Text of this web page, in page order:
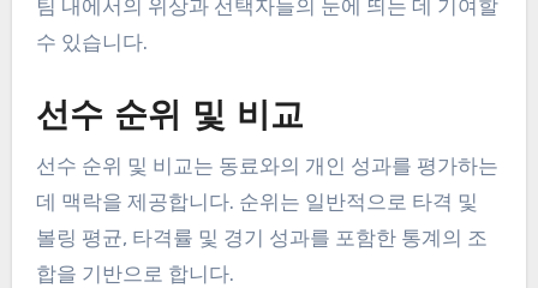
팀 내에서의 위상과 선택자들의 눈에 띄는 데 기여할
수 있습니다.
선수 순위 및 비교
선수 순위 및 비교는 동료와의 개인 성과를 평가하는
데 맥락을 제공합니다. 순위는 일반적으로 타격 및
볼링 평균, 타격률 및 경기 성과를 포함한 통계의 조
합을 기반으로 합니다.